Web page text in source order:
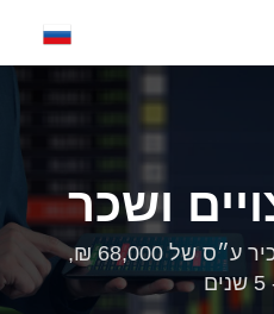
ושכר
פיצוי כספי ממוצע לעובד שכיר ע״ס של 68,000 ₪,